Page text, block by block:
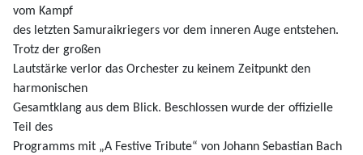
vom Kampf
des letzten Samuraikriegers vor dem inneren Auge entstehen.
Trotz der großen
Lautstärke verlor das Orchester zu keinem Zeitpunkt den
harmonischen
Gesamtklang aus dem Blick. Beschlossen wurde der offizielle
Teil des
Programms mit „A Festive Tribute“ von Johann Sebastian Bach